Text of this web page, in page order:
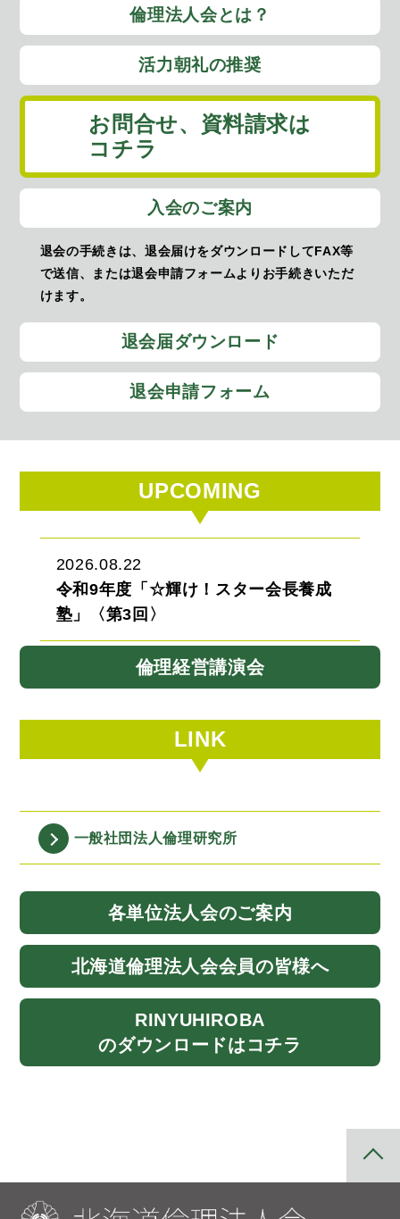
倫理法人会とは？
活力朝礼の推奨
お問合せ、 資料請求は
コチラ
入会のご案内
退会の手続きは、退会届けをダウンロードしてFAX等
で送信、または退会申請フォームよりお手続きいただ
けます。
退会届ダウンロード
退会申請フォーム
UPCOMING
2026.08.22
令和9年度「☆輝け！スター会長養成
塾」〈第3回〉
倫理経営講演会
LINK
一般社団法人倫理研究所
各単位法人会のご案内
北海道倫理法人会会員の皆様へ
RINYUHIROBA
のダウンロードはコチラ